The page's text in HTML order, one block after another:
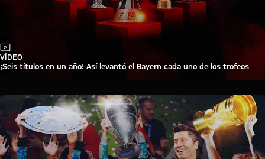
Vídeo
VÍDEO
¡Seis títulos en un año! Así levantó el Bayern cada uno de los trofeos